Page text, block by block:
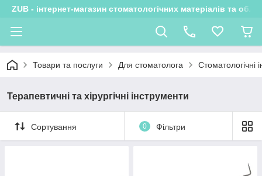
ZUB - інтернет-магазин стоматологічних матеріалів та
Товари та послуги Для стоматолога Стоматологічні
Терапевтичні та хірургічні інструменти
Сортування 0 Фільтри